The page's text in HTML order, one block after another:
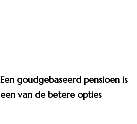
Een goudgebaseerd pensioen is
een van de betere opties